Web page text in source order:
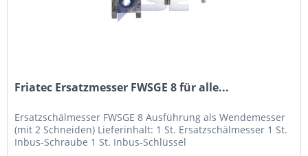
Friatec Ersatzmesser FWSGE 8 für alle...
Ersatzschälmesser FWSGE 8 Ausführung als Wendemesser
(mit 2 Schneiden) Lieferinhalt: 1 St. Ersatzschälmesser 1 St.
Inbus-Schraube 1 St. Inbus-Schlüssel